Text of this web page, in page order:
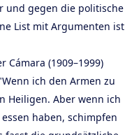
und gegen die politische
List mit Argumenten ist
Cámara (1909–1999)
ich den Armen zu
Heiligen. Aber wenn ich
haben, schimpfen